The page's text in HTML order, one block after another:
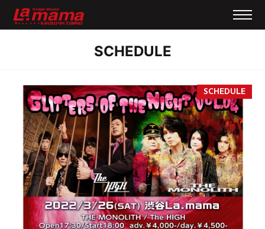
SCHEDULE